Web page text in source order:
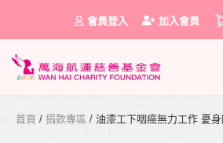
會員登入 加入會員
首頁 / 捐款專區 / 油漆工下咽癌無力工作 憂